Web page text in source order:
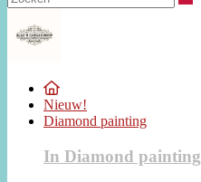
Nieuw!
Diamond painting
In Diamond painting